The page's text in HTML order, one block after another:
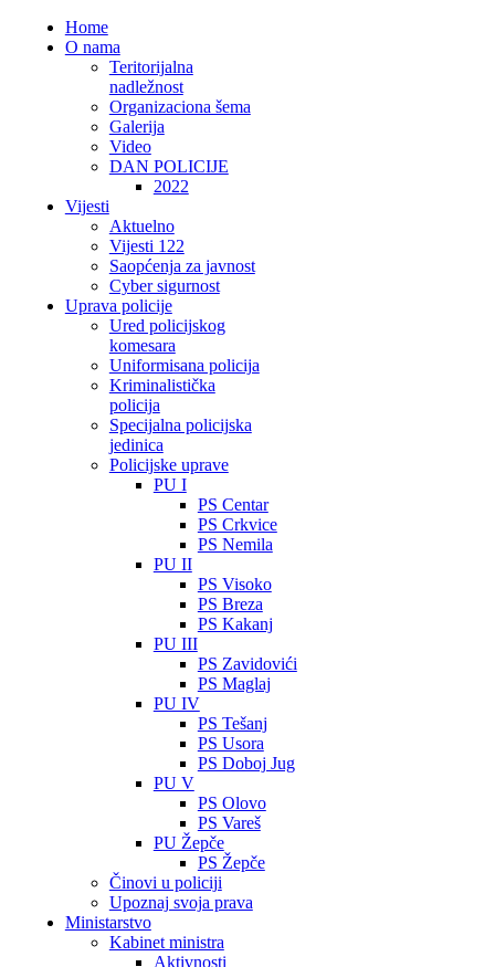
Home
O nama
Teritorijalna
nadležnost
Organizaciona šema
Galerija
Video
DAN POLICIJE
2022
Vijesti
Aktuelno
Vijesti 122
Saopćenja za javnost
Cyber sigurnost
Uprava policije
Ured policijskog
komesara
Uniformisana policija
Kriminalistička
policija
Specijalna policijska
jedinica
Policijske uprave
PU I
PS Centar
PS Crkvice
PS Nemila
PU II
PS Visoko
PS Breza
PS Kakanj
PU III
PS Zavidovići
PS Maglaj
PU IV
PS Tešanj
PS Usora
PS Doboj Jug
PU V
PS Olovo
PS Vareš
PU Žepče
PS Žepče
Činovi u policiji
Upoznaj svoja prava
Ministarstvo
Kabinet ministra
Aktivnosti